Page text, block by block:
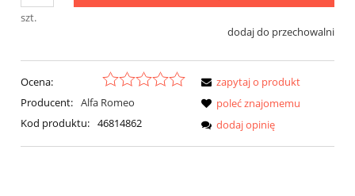
szt.
dodaj do przechowalni
Ocena:
Producent: Alfa Romeo
Kod produktu: 46814862
zapytaj o produkt
poleć znajomemu
dodaj opinię